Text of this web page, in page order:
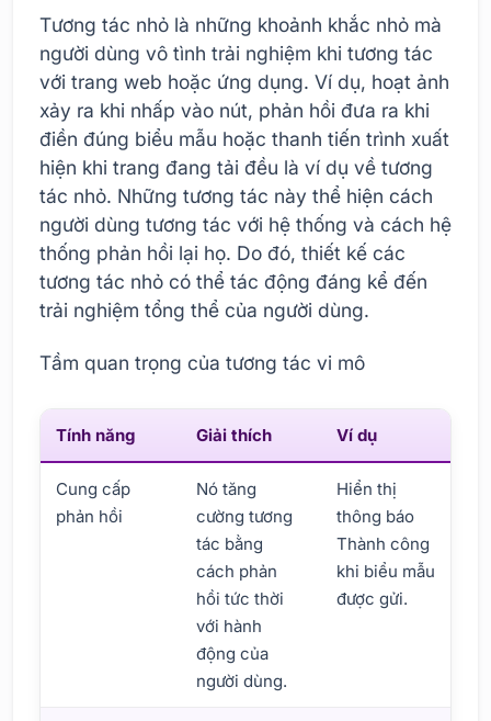
Tương tác nhỏ là những khoảnh khắc nhỏ mà
người dùng vô tình trải nghiệm khi tương tác
với trang web hoặc ứng dụng. Ví dụ, hoạt ảnh
xảy ra khi nhấp vào nút, phản hồi đưa ra khi
điền đúng biểu mẫu hoặc thanh tiến trình xuất
hiện khi trang đang tải đều là ví dụ về tương
tác nhỏ. Những tương tác này thể hiện cách
người dùng tương tác với hệ thống và cách hệ
thống phản hồi lại họ. Do đó, thiết kế các
tương tác nhỏ có thể tác động đáng kể đến
trải nghiệm tổng thể của người dùng.
Tầm quan trọng của tương tác vi mô
Tính năng Giải thích Ví dụ
Cung cấp
phản hồi
Nó tăng
cường tương
tác bằng
cách phản
hồi tức thời
với hành
động của
người dùng.
Hiển thị
thông báo
Thành công
khi biểu mẫu
được gửi.